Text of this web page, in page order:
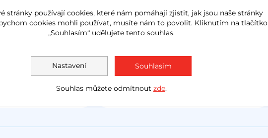
panorama
koupeno nové v ČR zánovní vůz
LED světla
Měsíčně
stránky používají cookies, které nám pomáhají zjistit, jak jsou naše stránky
cookies mohli používat, musíte nám to povolit. Kliknutím na tlačítko
„Souhlasím“ udělujete tento souhlas.
Nastavení Souhlasím
Souhlas můžete odmítnout zde.